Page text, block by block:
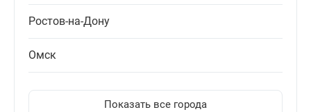
Ростов-на-Дону
Омск
Показать все города